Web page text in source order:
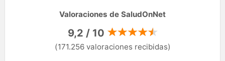
Valoraciones de SaludOnNet
9,2 / 10
(171.256 valoraciones recibidas)